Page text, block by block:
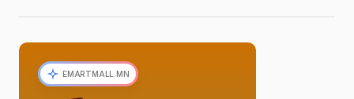
EMARTMALL.MN